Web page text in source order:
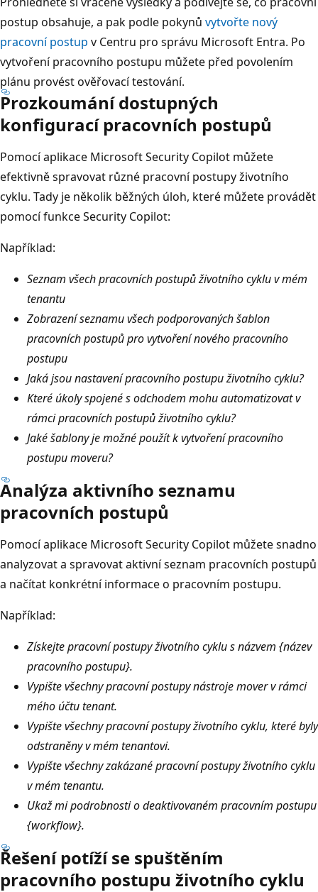
postup obsahuje, a pak podle pokynů vytvořte nový
pracovní postup v Centru pro správu Microsoft Entra. Po
vytvoření pracovního postupu můžete před povolením
plánu provést ověřovací testování.
Prozkoumání dostupných
konfigurací pracovních postupů
Pomocí aplikace Microsoft Security Copilot můžete
efektivně spravovat různé pracovní postupy životního
cyklu. Tady je několik běžných úloh, které můžete provádět
pomocí funkce Security Copilot:
Například:
Seznam všech pracovních postupů životního cyklu v mém
tenantu
Zobrazení seznamu všech podporovaných šablon
pracovních postupů pro vytvoření nového pracovního
postupu
Jaká jsou nastavení pracovního postupu životního cyklu?
Které úkoly spojené s odchodem mohu automatizovat v
rámci pracovních postupů životního cyklu?
Jaké šablony je možné použít k vytvoření pracovního
postupu moveru?
Analýza aktivního seznamu
pracovních postupů
Pomocí aplikace Microsoft Security Copilot můžete snadno
analyzovat a spravovat aktivní seznam pracovních postupů
a načítat konkrétní informace o pracovním postupu.
Například:
Získejte pracovní postupy životního cyklu s názvem {název
pracovního postupu}.
Vypište všechny pracovní postupy nástroje mover v rámci
mého účtu tenant.
Vypište všechny pracovní postupy životního cyklu, které byly
odstraněny v mém tenantovi.
Vypište všechny zakázané pracovní postupy životního cyklu
v mém tenantu.
Ukaž mi podrobnosti o deaktivovaném pracovním postupu
{workflow}.
Řešení potíží se spuštěním
pracovního postupu životního cyklu